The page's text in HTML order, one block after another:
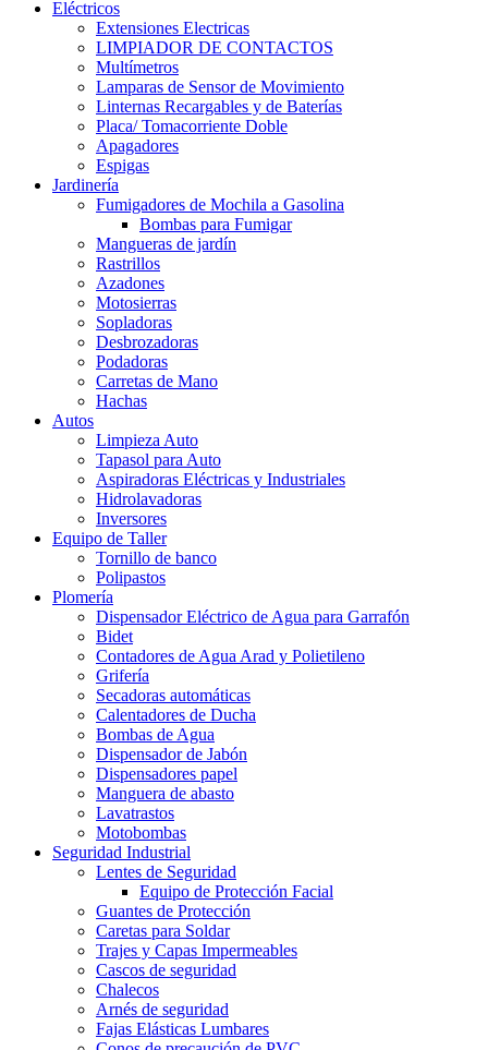
Eléctricos
Extensiones Electricas
LIMPIADOR DE CONTACTOS
Multímetros
Lamparas de Sensor de Movimiento
Linternas Recargables y de Baterías
Placa/ Tomacorriente Doble
Apagadores
Espigas
Jardinería
Fumigadores de Mochila a Gasolina
Bombas para Fumigar
Mangueras de jardín
Rastrillos
Azadones
Motosierras
Sopladoras
Desbrozadoras
Podadoras
Carretas de Mano
Hachas
Autos
Limpieza Auto
Tapasol para Auto
Aspiradoras Eléctricas y Industriales
Hidrolavadoras
Inversores
Equipo de Taller
Tornillo de banco
Polipastos
Plomería
Dispensador Eléctrico de Agua para Garrafón
Bidet
Contadores de Agua Arad y Polietileno
Grifería
Secadoras automáticas
Calentadores de Ducha
Bombas de Agua
Dispensador de Jabón
Dispensadores papel
Manguera de abasto
Lavatrastos
Motobombas
Seguridad Industrial
Lentes de Seguridad
Equipo de Protección Facial
Guantes de Protección
Caretas para Soldar
Trajes y Capas Impermeables
Cascos de seguridad
Chalecos
Arnés de seguridad
Fajas Elásticas Lumbares